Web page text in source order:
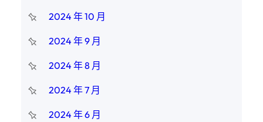
2024 年 10 月
2024 年 9 月
2024 年 8 月
2024 年 7 月
2024 年 6 月